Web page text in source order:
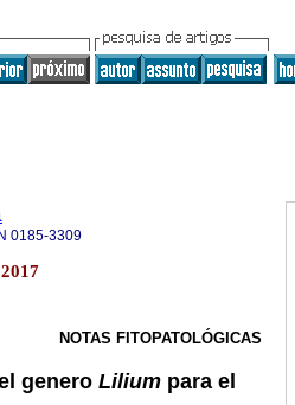
0185-3309
NOTAS FITOPATOLÓGICAS
genero Lilium para el